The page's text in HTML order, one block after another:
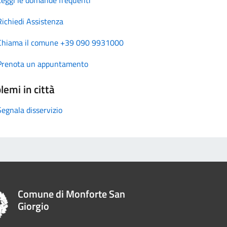
Assistenza
il comune +39 090 9931000
un appuntamento
in città
disservizio
Comune di Monforte San
Giorgio